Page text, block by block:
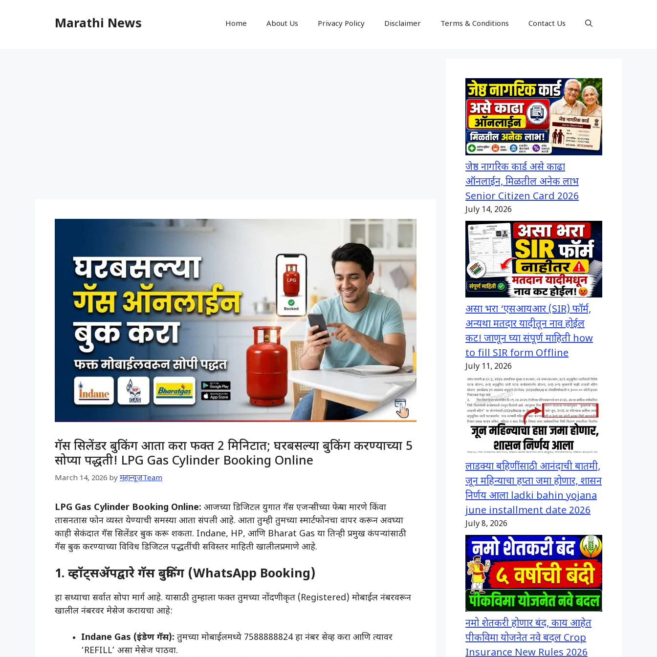
Marathi News Home About Us Privacy Policy Disclaimer Terms & Conditions Contact Us
गॅस सिलेंडर बुकिंग आता करा फक्त 2 मिनिटात; घरबसल्या बुकिंग करण्याच्या 5
सोप्या पद्धती! LPG Gas Cylinder Booking Online
March 14, 2026 by महान्यूजTeam
LPG Gas Cylinder Booking Online: आजच्या डिजिटल युगात गॅस एजन्सीच्या फेऱ्या मारणे किंवा
तासनतास फोन व्यस्त येण्याची समस्या आता संपली आहे. आता तुम्ही तुमच्या स्मार्टफोनचा वापर करून अवघ्या
काही सेकंदात गॅस सिलेंडर बुक करू शकता. Indane, HP, आणि Bharat Gas या तिन्ही प्रमुख कंपन्यांसाठी
गॅस बुक करण्याच्या विविध डिजिटल पद्धतींची सविस्तर माहिती खालीलप्रमाणे आहे.
1. व्हॉट्सॲपद्वारे गॅस बुकिंग (WhatsApp Booking)
​हा सध्याचा सर्वात सोपा मार्ग आहे. यासाठी तुम्हाला फक्त तुमच्या नोंदणीकृत (Registered) मोबाईल नंबरवरून
खालील नंबरवर मेसेज करायचा आहे:
Indane Gas (इंडेण गॅस): तुमच्या मोबाईलमध्ये 7588888824 हा नंबर सेव्ह करा आणि त्यावर
‘REFILL’ असा मेसेज पाठवा.
जेष्ठ नागरिक कार्ड असे काढा
ऑनलाईन, मिळतील अनेक लाभ
Senior Citizen Card 2026
July 14, 2026
असा भरा ‘एसआयआर (SIR) फॉर्म,
अन्यथा मतदार यादीतून नाव होईल
कट! जाणून घ्या संपूर्ण माहिती how
to fill SIR form Offline
July 11, 2026
लाडक्या बहिणींसाठी आनंदाची बातमी,
जून महिन्याचा हप्ता जमा होणार, शासन
निर्णय आला ladki bahin yojana
june installment date 2026
July 8, 2026
नमो शेतकरी होणार बंद, काय आहेत
पीकविमा योजनेत नवे बदल Crop
Insurance New Rules 2026